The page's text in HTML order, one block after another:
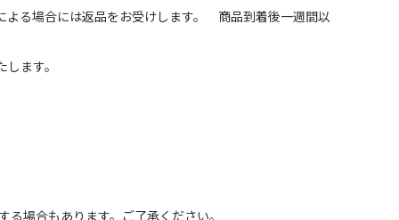
よる場合には返品をお受けします。 商品到着後一週間以
ます。
場合もあります。ご了承ください。